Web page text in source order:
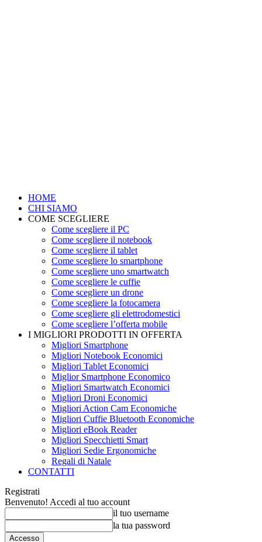
HOME
CHI SIAMO
COME SCEGLIERE
Come scegliere il PC
Come scegliere il notebook
Come scegliere il tablet
Come scegliere lo smartphone
Come scegliere uno smartwatch
Come scegliere le cuffie
Come scegliere un drone
Come scegliere la fotocamera
Come scegliere gli elettrodomestici
Come scegliere l’offerta mobile
I MIGLIORI PRODOTTI IN OFFERTA
Migliori Smartphone
Migliori Notebook Economici
Migliori Tablet Economici
Miglior Smartphone Economico
Migliori Smartwatch Economici
Migliori Droni Economici
Migliori Action Cam Economiche
Migliori Cuffie Bluetooth Economiche
Migliori eBook Reader
Migliori Specchietti Smart
Migliori Sedie Ergonomiche
Regali di Natale
CONTATTI
Registrati
Benvenuto! Accedi al tuo account
il tuo username
la tua password